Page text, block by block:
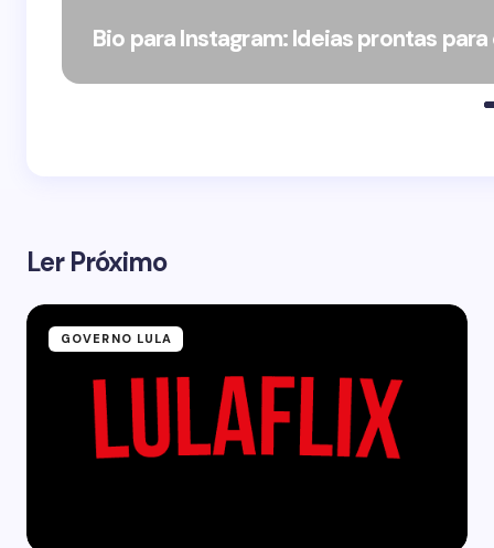
Bio para Instagram: Ideias prontas
Ler Próximo
GOVERNO LULA